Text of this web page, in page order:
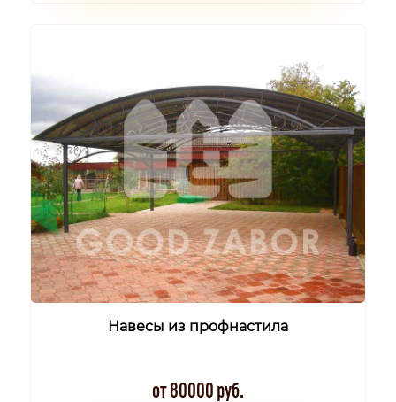
Навесы из профнастила
от 80000 руб.